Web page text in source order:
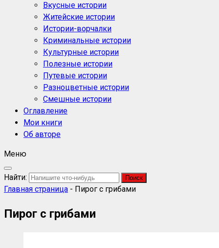
Вкусные истории
Житейские истории
Истории-ворчалки
Криминальные истории
Культурные истории
Полезные истории
Путевые истории
Разноцветные истории
Смешные истории
Оглавление
Мои книги
Об авторе
Меню
Найти:
Главная страница - Пирог с грибами
Пирог с грибами